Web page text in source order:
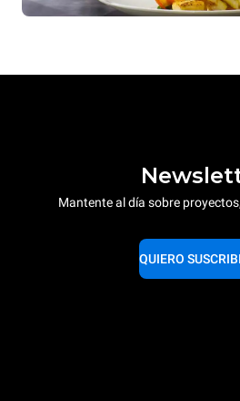
Mantente al día sobre
QUIERO